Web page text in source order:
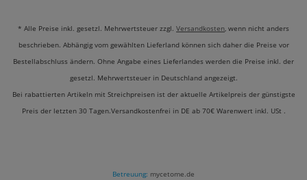
* Alle Preise inkl. gesetzl. Mehrwertsteuer zzgl. Versandkosten, wenn nicht anders
beschrieben. Abhängig vom gewählten Lieferland können sich daher die Preise vor
Bestellabschluss ändern. Ohne Angabe eines Lieferlandes werden die Preise inkl. der
gesetzl. Mehrwertsteuer in Deutschland angezeigt.
Bei rabattierten Artikeln mit Streichpreisen ist der aktuelle Artikelpreis der günstigste
Preis der letzten 30 Tagen.Versandkostenfrei in DE ab 70€ Warenwert inkl. USt .
Betreuung: mycetome.de